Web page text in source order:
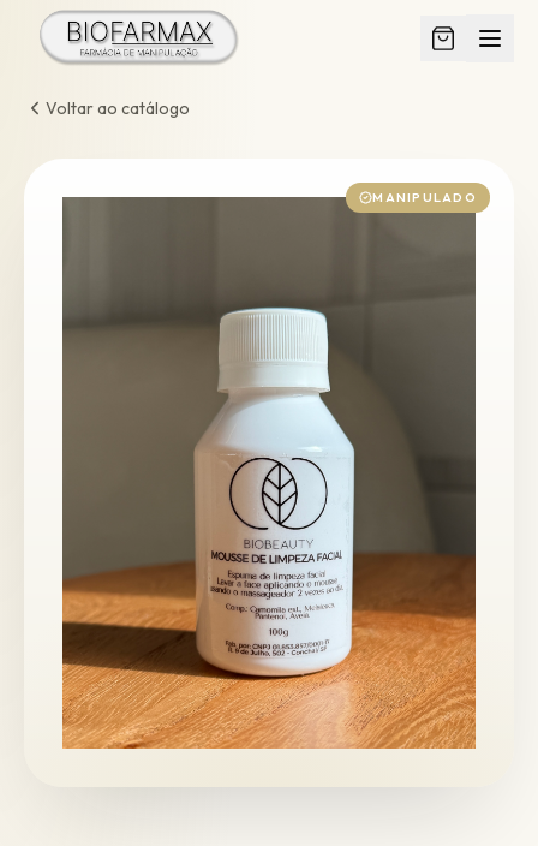
Voltar ao catálogo
MANIPULADO